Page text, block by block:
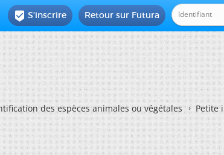
Retour sur Futura
 S'inscrire
des espèces animales ou végétales Petite